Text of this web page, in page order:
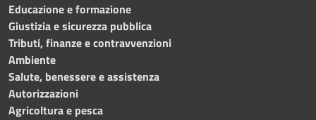
Educazione e formazione
Giustizia e sicurezza pubblica
Tributi, finanze e contravvenzioni
Ambiente
Salute, benessere e assistenza
Autorizzazioni
Agricoltura e pesca